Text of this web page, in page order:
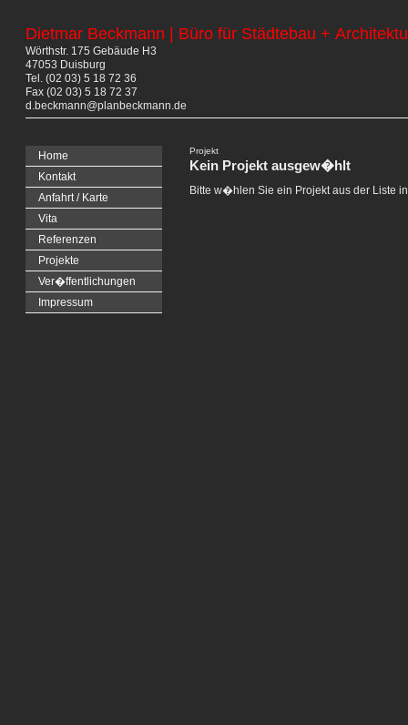
Dietmar Beckmann | Büro für Städtebau +
Wörthstr. 175 Gebäude H3
47053 Duisburg
Tel. (02 03) 5 18 72 36
Fax (02 03) 5 18 72 37
d.beckmann@planbeckmann.de
Home
Kontakt
Anfahrt / Karte
Vita
Referenzen
Projekte
Ver�ffentlichungen
Impressum
Projekt
Kein Projekt ausgew�hlt
Bitte w�hlen Sie ein Projekt aus der Liste